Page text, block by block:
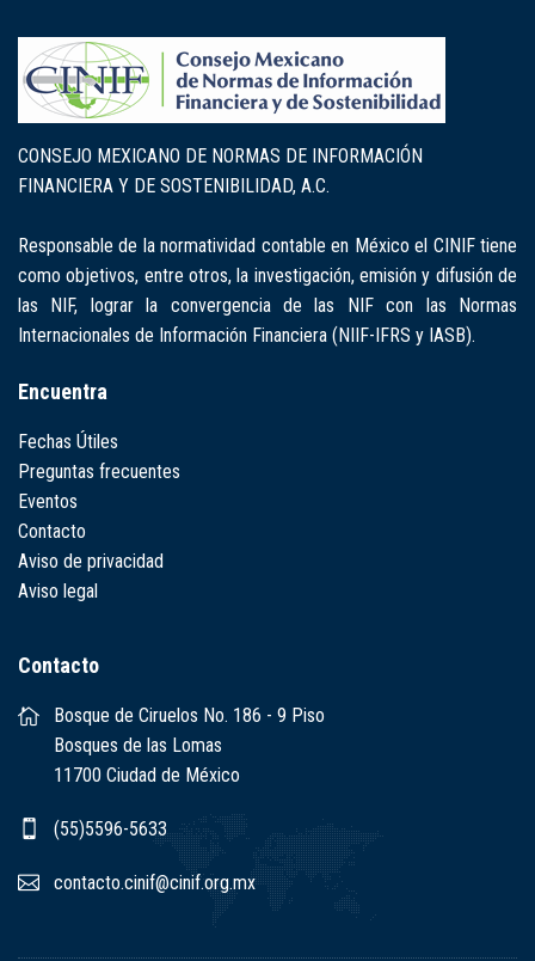
CONSEJO MEXICANO DE NORMAS DE INFORMACIÓN
FINANCIERA Y DE SOSTENIBILIDAD, A.C.
Responsable de la normatividad contable en México el CINIF tiene
como objetivos, entre otros, la investigación, emisión y difusión de
las NIF, lograr la convergencia de las NIF con las Normas
Internacionales de Información Financiera (NIIF-IFRS y IASB).
Encuentra
Fechas Útiles
Preguntas frecuentes
Eventos
Contacto
Aviso de privacidad
Aviso legal
Contacto
Bosque de Ciruelos No. 186 - 9 Piso
Bosques de las Lomas
11700 Ciudad de México
(55)5596-5633
contacto.cinif@cinif.org.mx